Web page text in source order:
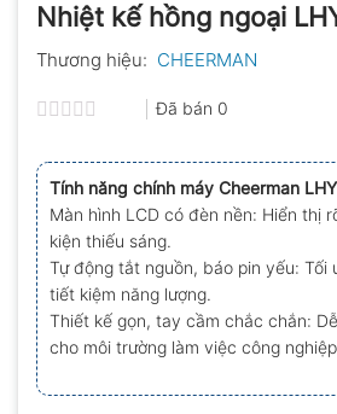
Nhiệt kế hồng ngoại
Thương hiệu: CHEERMAN
xếp
hạng
0.0
5
sao
Đã bán 0
Tính năng chính máy Cheerman
Màn hình LCD có đèn nền: Hiển thị
kiện thiếu sáng.
Tự động tắt nguồn, báo pin yếu: Tối
tiết kiệm năng lượng.
Thiết kế gọn, tay cầm chắc chắn:
cho môi trường làm việc công